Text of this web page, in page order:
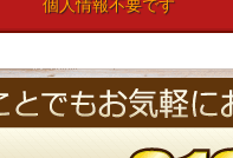
個人情報不要です